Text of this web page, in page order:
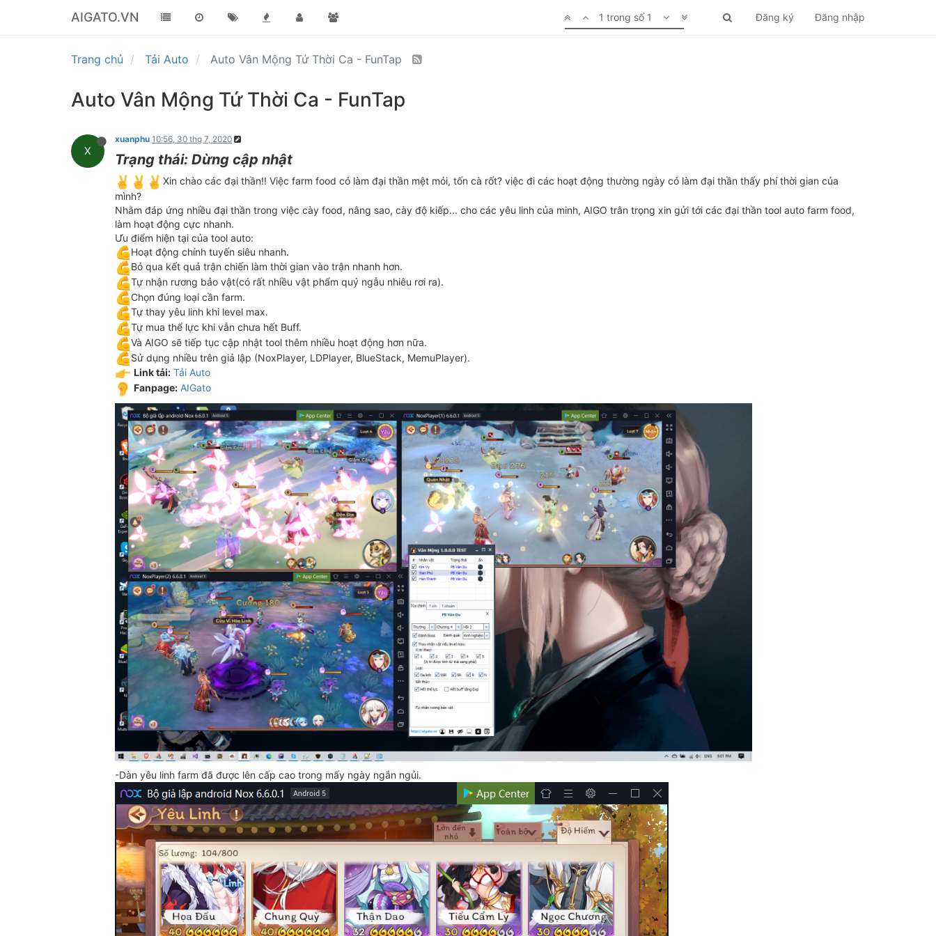
AIGATO.VN Đăng ký Đăng nhập
1 trong số 1
Trang chủ Tải Auto Auto Vân Mộng Tứ Thời Ca - FunTap
Auto Vân Mộng Tứ Thời Ca - FunTap
X
xuanphu 10:56, 30 thg 7, 2020
Trạng thái: Dừng cập nhật
️Xin chào các đại thần!! Việc farm food có làm đại thần mệt mỏi, tốn cà rốt? việc đi các hoạt động thường ngày có làm đại thần thấy phí thời gian của
mình?
Nhằm đáp ứng nhiều đại thần trong việc cày food, nâng sao, cày độ kiếp... cho các yêu linh của minh, AIGO trân trọng xin gửi tới các đại thần tool auto farm food,
làm hoạt động cực nhanh.
Ưu điểm hiện tại của tool auto:
Hoạt động chính tuyến siêu nhanh.
Bỏ qua kết quả trận chiến làm thời gian vào trận nhanh hơn.
Tự nhận rương bảo vật(có rất nhiều vật phẩm quý ngẫu nhiêu rơi ra).
Chọn đúng loại cần farm.
Tự thay yêu linh khi level max.
Tự mua thể lực khi vẫn chưa hết Buff.
Và AIGO sẽ tiếp tục cập nhật tool thêm nhiều hoạt động hơn nữa.
Sử dụng nhiều trên giả lập (NoxPlayer, LDPlayer, BlueStack, MemuPlayer).
Link tải: Tải Auto
Fanpage: AIGato
-Dàn yêu linh farm đã được lên cấp cao trong mấy ngày ngắn ngủi.